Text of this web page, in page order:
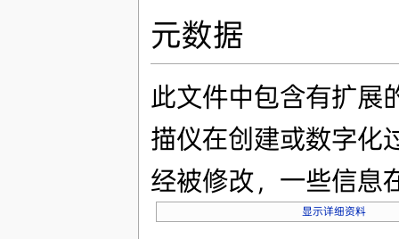
元数据
此文件中包含有扩展
描仪在创建或数字化
经被修改，一些信息
显示详细资料